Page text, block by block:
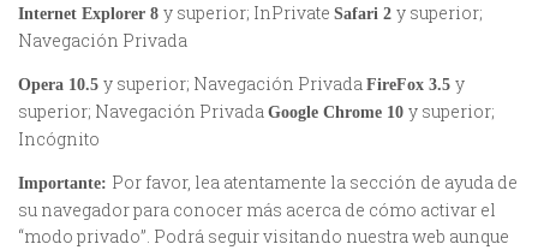
Internet Explorer 8 y superior; InPrivate Safari 2 y superior;
Navegación Privada
Opera 10.5 y superior; Navegación Privada FireFox 3.5 y
superior; Navegación Privada Google Chrome 10 y superior;
Incógnito
Importante: Por favor, lea atentamente la sección de ayuda de
su navegador para conocer más acerca de cómo activar el
“modo privado”. Podrá seguir visitando nuestra web aunque